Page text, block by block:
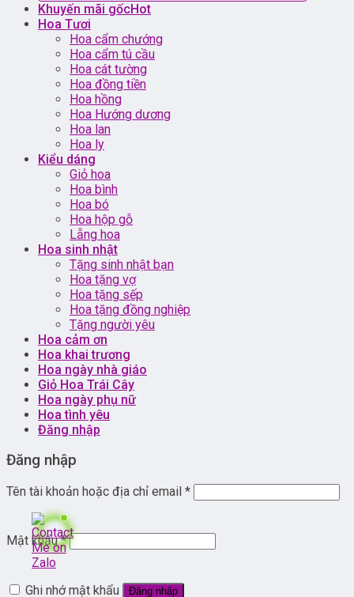
Khuyến mãi gốc
Hoa Tươi
Hoa cẩm chướng
Hoa cẩm tú cầu
Hoa cát tường
Hoa đồng tiền
Hoa hồng
Hoa Hướng dương
Hoa lan
Hoa ly
Kiểu dáng
Giỏ hoa
Hoa bình
Hoa bó
Hoa hộp gỗ
Lẵng hoa
Hoa sinh nhật
Tặng sinh nhật bạn
Hoa tặng vợ
Hoa tặng sếp
Hoa tặng đồng nghiệp
Tặng người yêu
Hoa cảm ơn
Hoa khai trương
Hoa ngày nhà giáo
Giỏ Hoa Trái Cây
Hoa ngày phụ nữ
Hoa tình yêu
Đăng nhập
Đăng nhập
Tên tài khoản hoặc địa chỉ email *
Mật khẩu*
Ghi nhớ mật khẩu Đăng nhập